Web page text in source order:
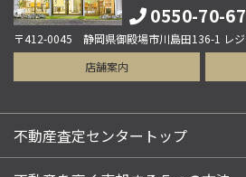
0550-70-
〒412-0045 静岡県御殿場市川島田136-1 レジ
店舗案内
不動産査定センタートップ